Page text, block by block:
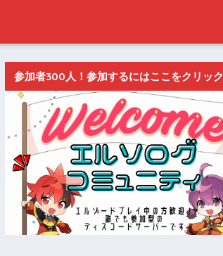
参加者300人！参加するにはここをクリック